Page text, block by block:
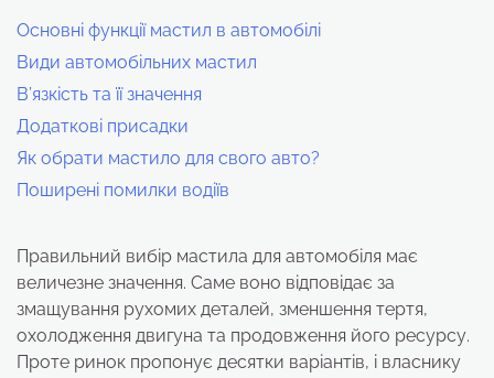
Основні функції мастил в автомобілі
Види автомобільних мастил
В’язкість та її значення
Додаткові присадки
Як обрати мастило для свого авто?
Поширені помилки водіїв
Правильний вибір мастила для автомобіля має
величезне значення. Саме воно відповідає за
змащування рухомих деталей, зменшення тертя,
охолодження двигуна та продовження його ресурсу.
Проте ринок пропонує десятки варіантів, і власнику